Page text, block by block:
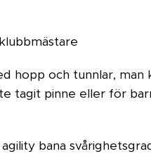
hopp och tunnlar, man
tagit pinne eller för
bana